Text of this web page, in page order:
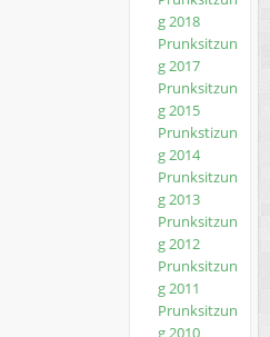
g 2018
Prunksitzun
g 2017
Prunksitzun
g 2015
Prunkstizun
g 2014
Prunksitzun
g 2013
Prunksitzun
g 2012
Prunksitzun
g 2011
Prunksitzun
g 2010